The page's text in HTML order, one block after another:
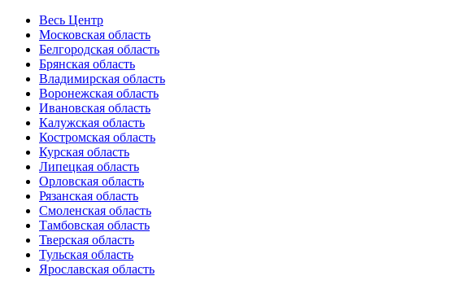
Весь Центр
Московская область
Белгородская область
Брянская область
Владимирская область
Воронежская область
Ивановская область
Калужская область
Костромская область
Курская область
Липецкая область
Орловская область
Рязанская область
Смоленская область
Тамбовская область
Тверская область
Тульская область
Ярославская область